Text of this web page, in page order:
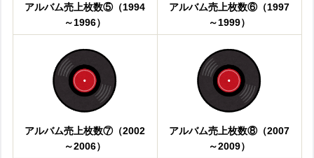
アルバム売上枚数⑤（1994
～1996）
アルバム売上枚数⑥（1997
～1999）
アルバム売上枚数⑦（2002
～2006）
アルバム売上枚数⑧（2007
～2009）